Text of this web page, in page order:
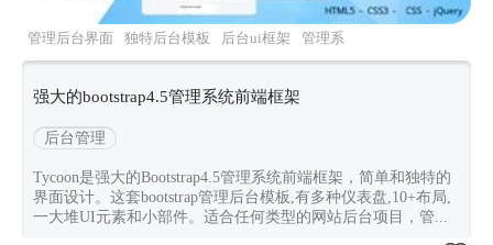
管理后台界面 独特后台模板 后台ui框架
管理系
统框架
前端框架
强大的bootstrap4.5管理系统前端框架
后台管理
Tycoon是强大的Bootstrap4.5管理系统前端框架，简单和独特的
界面设计。这套bootstrap管理后台模板,有多种仪表盘,10+布局,
一大堆UI元素和小部件。适合任何类型的网站后台项目，管...